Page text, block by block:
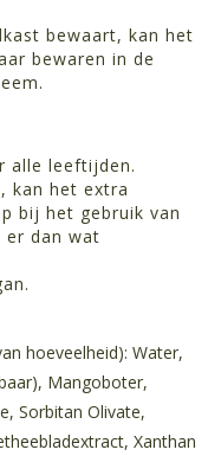
bewaart, kan het
bewaren in de
alle leeftijden.
kan het extra
bij het gebruik van
er dan wat
hoeveelheid): Water,
Mangoboter,
Sorbitan Olivate,
Xanthan